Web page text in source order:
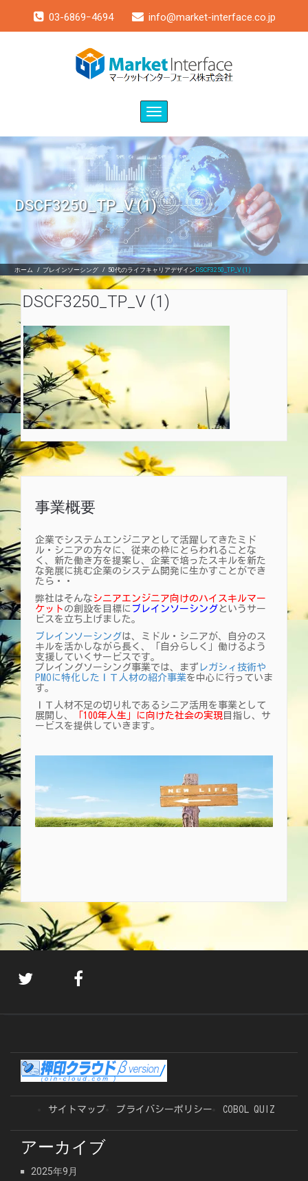
03-6869ｰ4694 info@market-interface.co.jp
Toggle
navigation
DSCF3250_TP_V (1)
ホーム / ブレインソーシング / 50代のライフキャリアデザイン DSCF3250_TP_V (1)
DSCF3250_TP_V (1)
事業概要
企業でシステムエンジニアとして活躍してきたミド
ル・シニアの方々に、従来の枠にとらわれることな
く、新た働き方を提案し、企業で培ったスキルを新た
な発展に挑む企業のシステム開発に生かすことができ
たら・・
弊社はそんな シニアエンジニア向けのハイスキルマー
ケット の創設を目標に ブレインソーシングというサー
ビスを立ち上げました。
ブレインソーシングは、ミドル・シニアが、自分のス
キルを活かしながら長く、「自分らしく」働けるよう
支援していくサービスです。
プレイングソーシング事業では、まず レガシィ技術や
PMOに特化したＩＴ人材の紹介事業を中心に行っていま
す。
ＩＴ人材不足の切り札であるシニア活用を事業として
展開し、
「100年人生」に向けた社会の実現 目指し、サ
ービスを提供していきます。
サイトマップ プライバシーポリシー COBOL QUIZ
アーカイブ
2025年9月